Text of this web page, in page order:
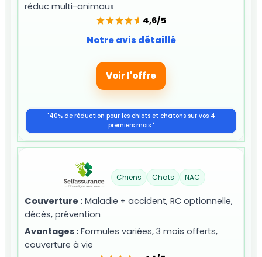
réduc multi-animaux
4,6/5
Notre avis détaillé
Voir l'offre
"40% de réduction pour les chiots et chatons sur vos 4
premiers mois "
Chiens Chats NAC
Couverture : Maladie + accident, RC optionnelle,
décès, prévention
Avantages : Formules variées, 3 mois offerts,
couverture à vie